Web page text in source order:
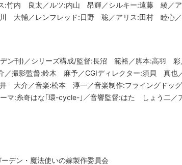
:竹内 良太／ルツ:内山 昂輝／シルキー:遠藤 綾／
大輔／レンフレッド:日野 聡／アリス:田村 睦心
デン刊)／シリーズ構成/監督:長沼 範裕／脚本:高羽
撮影監督:鈴木 麻予／CGIディレクター:須貝 真
大介／音楽:松本 淳一／音楽制作:フライングドッグ
マ:糸奇はな｢環-cycle-｣／音響監督:はた しょう二／
デン・魔法使いの嫁製作委員会